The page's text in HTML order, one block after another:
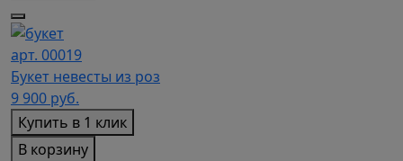
арт. 00019
Букет невесты из роз
9 900 руб.
Купить в 1 клик
В корзину